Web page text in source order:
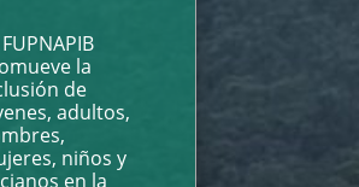
la
de
adultos,
niños y
en la